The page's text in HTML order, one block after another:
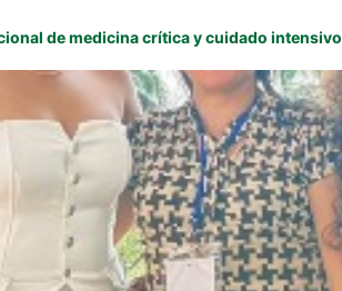
de medicina crítica y cuidado intensivo